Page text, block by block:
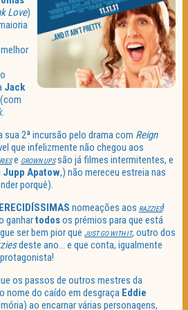
Love)
Jack
.
2ª incursão pelo drama com Reign
que infelizmente não chegou aos
e GROWN UPSsão já filmes intermitentes, e
Jupp Apatow,) não mereceu estreia nas
porquê).
nomeações aos RAZZIES!
ganhartodosos prémios para que está
ser bem pior que JUST GO WITH IT, outro dos
deste ano… e que conta, igualmente
os passos de outros mestres da
nome do caído em desgraça Eddie
ao encarnar várias personagens,